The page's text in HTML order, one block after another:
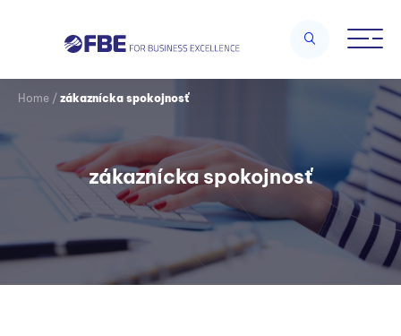
zákaznícka spokojnosť
Home / zákaznícka spokojnosť